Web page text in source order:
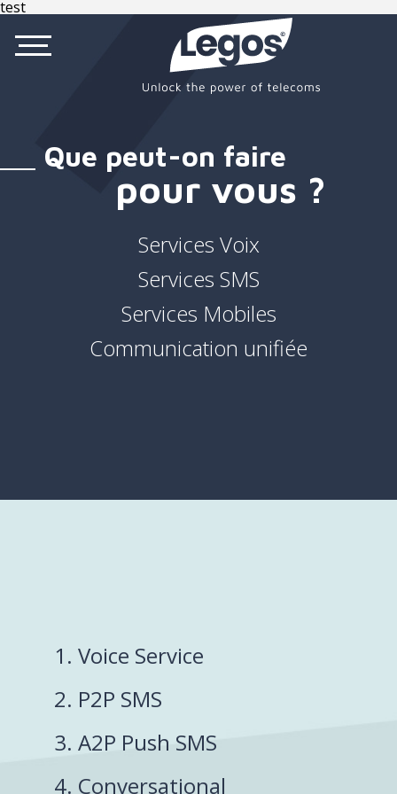
test
Que peut-on faire
pour vous ?
Services Voix
Services SMS
Services Mobiles
Communication unifiée
1. Voice Service
2. P2P SMS
3. A2P Push SMS
4. Conversational